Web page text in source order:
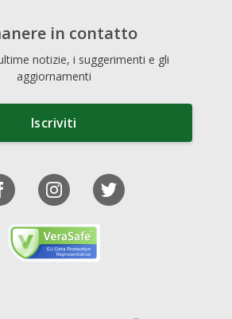
in contatto
notizie, i suggerimenti e gli
aggiornamenti
Iscriviti